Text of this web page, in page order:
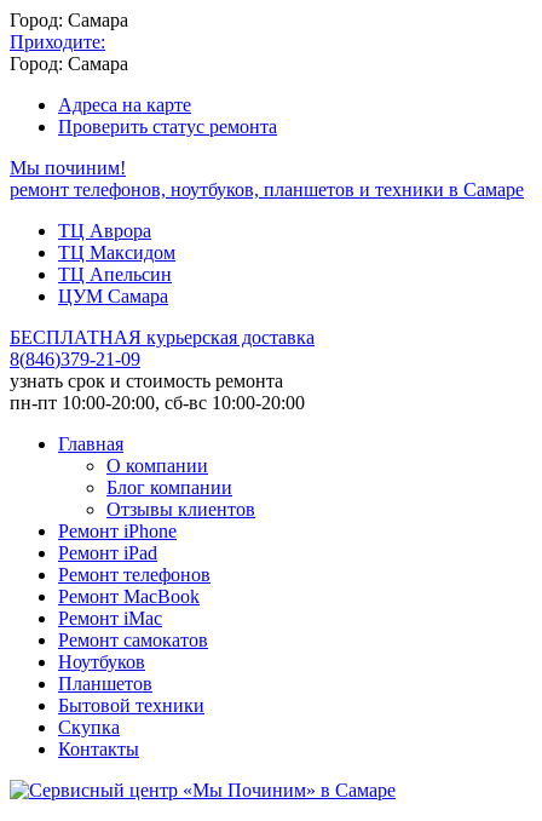
Город: Самара
Приходите:
Город: Самара
Адреса на карте
Проверить статус ремонта
Мы починим!
ремонт телефонов, ноутбуков, планшетов и техники в Самаре
ТЦ Аврора
ТЦ Максидом
ТЦ Апельсин
ЦУМ Самара
БЕСПЛАТНАЯ курьерская доставка
8(846)379-21-09
узнать срок и стоимость ремонта
пн-пт 10:00-20:00, сб-вс 10:00-20:00
Главная
О компании
Блог компании
Отзывы клиентов
Ремонт iPhone
Ремонт iPad
Ремонт телефонов
Ремонт MacBook
Ремонт iMac
Ремонт самокатов
Ноутбуков
Планшетов
Бытовой техники
Скупка
Контакты